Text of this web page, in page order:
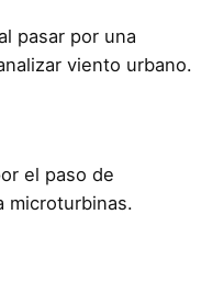
pasar por una
viento urbano.
el paso de
microturbinas.